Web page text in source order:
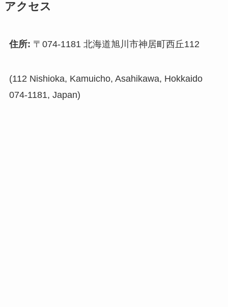
アクセス
住所: 〒074-1181 北海道旭川市神居町西丘112
(112 Nishioka, Kamuicho, Asahikawa, Hokkaido
074-1181, Japan)